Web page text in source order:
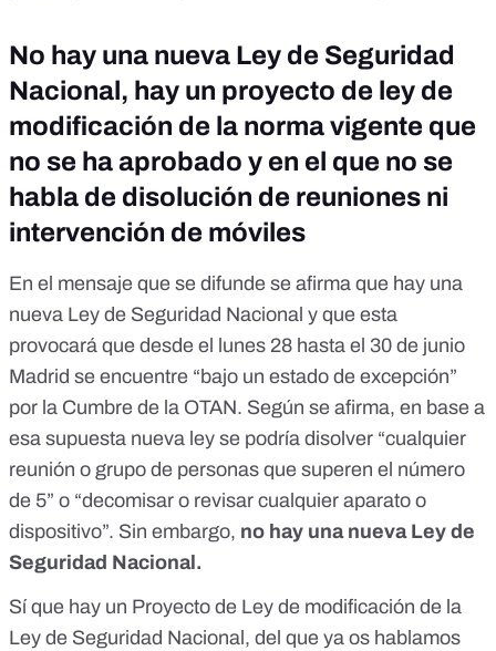
No hay una nueva Ley de Seguridad
Nacional, hay un proyecto de ley de
modificación de la norma vigente que
no se ha aprobado y en el que no se
habla de disolución de reuniones ni
intervención de móviles
En el mensaje que se difunde se afirma que hay una
nueva Ley de Seguridad Nacional y que esta
provocará que desde el lunes 28 hasta el 30 de junio
Madrid se encuentre “bajo un estado de excepción”
por la Cumbre de la OTAN. Según se afirma, en base a
esa supuesta nueva ley se podría disolver “cualquier
reunión o grupo de personas que superen el número
de 5” o “decomisar o revisar cualquier aparato o
dispositivo”. Sin embargo, no hay una nueva Ley de
Seguridad Nacional.
Sí que hay un Proyecto de Ley de modificación de la
Ley de Seguridad Nacional, del que ya os hablamos